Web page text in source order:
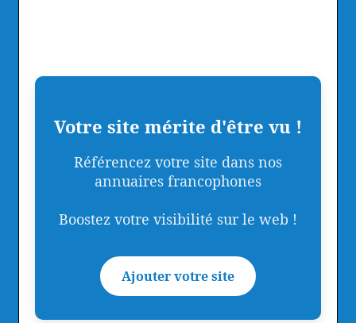
Votre site mérite d'être vu !
Référencez votre site dans nos
annuaires francophones
Boostez votre visibilité sur le web !
Ajouter votre site